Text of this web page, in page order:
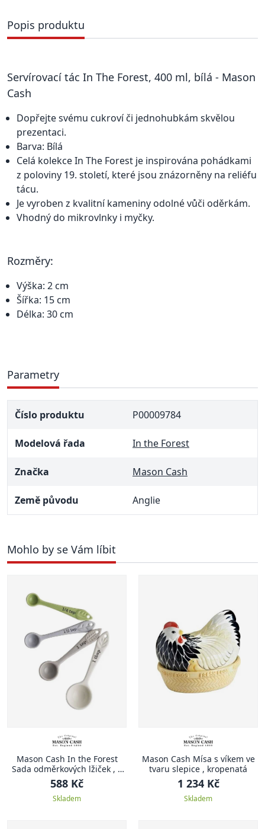
Popis produktu
Servírovací tác In The Forest, 400 ml, bílá - Mason
Cash
Dopřejte svému cukroví či jednohubkám skvělou
prezentaci.
Barva: Bílá
Celá kolekce In The Forest je inspirována pohádkami
z poloviny 19. století, které jsou znázorněny na reliéfu
tácu.
Je vyroben z kvalitní kameniny odolné vůči oděrkám.
Vhodný do mikrovlnky i myčky.
Rozměry:
Výška: 2 cm
Šířka: 15 cm
Délka: 30 cm
Parametry
Číslo produktu P00009784
Modelová řada In the Forest
Značka Mason Cash
Země původu Anglie
Mohlo by se Vám líbit
Mason Cash In the Forest
Sada odměrkových lžiček , 4
ks, bílá
588 Kč
Skladem
Mason Cash Mísa s víkem ve
tvaru slepice , kropenatá
1 234 Kč
Skladem